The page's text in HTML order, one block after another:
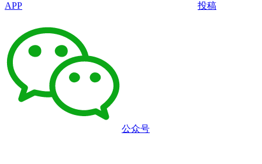
APP 投稿
公众号